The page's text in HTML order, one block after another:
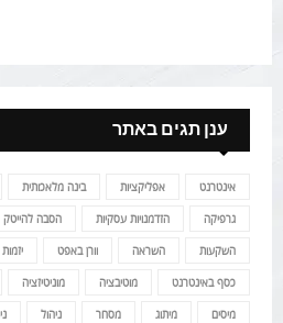
ענן תגים באתר
אינטרנט אפליקציות בינה מלאכותית
גרפיקה הזדמנויות עסקיות הסבה להייטק
השקעות השראה וורן באפט יזמות
כסף באינטרנט מוטיבציה מוניטיזציה
מיסים מיתוג מסחר ניהול